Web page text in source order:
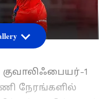
1
நேரங்களில்